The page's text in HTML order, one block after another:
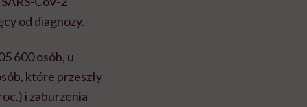
od diagnozy.
600 osób, u
które przeszły
i zaburzenia